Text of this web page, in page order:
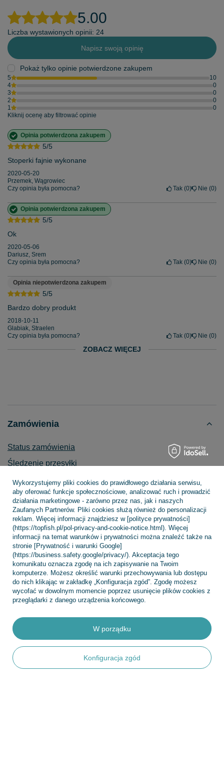
5.00
Liczba wystawionych opinii: 24
Napisz swoją opinię
Pokaż tylko opinie potwierdzone zakupem
5
10
4
0
3
0
2
0
1
0
Kliknij ocenę aby filtrować opinie
5/5
Opinia potwierdzona zakupem
Stoperki fajnie wykonane
2020-05-20
Przemek, Wągrowiec
Czy opinia była pomocna?
Tak 0 Nie 0
5/5
Opinia potwierdzona zakupem
Ok
2020-05-06
Dariusz, Srem
Czy opinia była pomocna?
Tak 0 Nie 0
5/5
Opinia niepotwierdzona zakupem
Bardzo dobry produkt
2018-10-11
Glabiak, Straelen
Czy opinia była pomocna?
Tak 0 Nie 0
ZOBACZ WIĘCEJ
Zamówienia
Status zamówienia
Śledzenie przesyłki
Chcę zareklamować produkt
Chcę zwrócić produkt
Chcę wymienić towar
Kontakt
Konto
INFORMACJE
Wykorzystujemy pliki cookies do prawidłowego działania serwisu,
aby oferować funkcje społecznościowe, analizować ruch i prowadzić
działania marketingowe - zarówno przez nas, jak i naszych
Zaufanych Partnerów. Pliki cookies służą również do personalizacji
reklam. Więcej informacji znajdziesz w [polityce prywatności]
(https://topfish.pl/pol-privacy-and-cookie-notice.html). Więcej
informacji na temat warunków i prywatności można znaleźć także na
stronie [Prywatność i warunki Google]
(https://business.safety.google/privacy/). Akceptacja tego
komunikatu oznacza zgodę na ich zapisywanie na Twoim
komputerze. Możesz określić warunki przechowywania lub dostępu
do nich klikając w zakładkę „Konfiguracja zgód”. Zgodę możesz
wycofać w dowolnym momencie poprzez usunięcie plików cookies z
przeglądarki z danego urządzenia końcowego.
Konfiguracja zgód
W porządku